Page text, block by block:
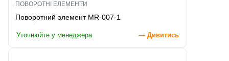
ПОВОРОТНІ ЕЛЕМЕНТИ
Поворотний элемент MR-007-1
Уточнюйте у менеджера — Дивитись